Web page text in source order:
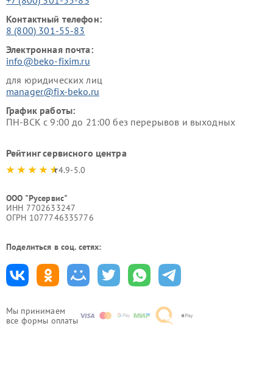
Мы принимаем
все формы оплаты
Контактный телефон:
8 (800) 301-55-83
Электронная почта:
info@beko-fixim.ru
для юридических лиц
manager@fix-beko.ru
График работы:
ПН-ВСК с 9:00 до 21:00 без перерывов и выходных
Рейтинг сервисного центра
4.9-5.0
ООО "Русервис"
ИНН 7702633247
ОГРН 1077746335776
Поделиться в соц. сетях: